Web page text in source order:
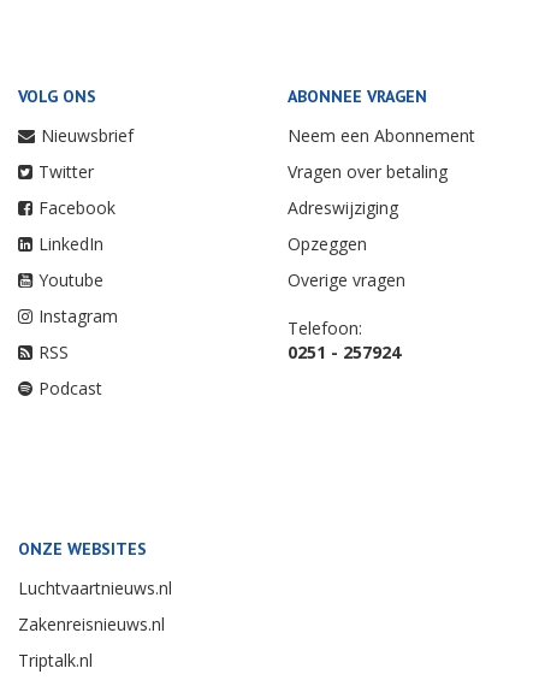
VOLG ONS
Nieuwsbrief
Twitter
Facebook
LinkedIn
Youtube
Instagram
RSS
Podcast
ABONNEE VRAGEN
Neem een Abonnement
Vragen over betaling
Adreswijziging
Opzeggen
Overige vragen
Telefoon:
0251 - 257924
ONZE WEBSITES
Luchtvaartnieuws.nl
Zakenreisnieuws.nl
Triptalk.nl